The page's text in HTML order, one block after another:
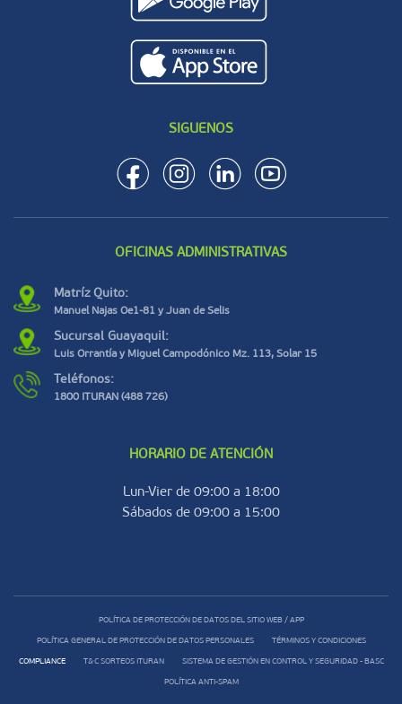
SIGUENOS
OFICINAS ADMINISTRATIVAS
Matríz Quito:
Manuel Najas Oe1-81 y Juan de Selis
Sucursal Guayaquil:
Luis Orrantía y Miguel Campodónico Mz. 113, Solar 15
Teléfonos:
1800 ITURAN (488 726)
HORARIO DE ATENCIÓN
Lun-Vier de 09:00 a 18:00
Sábados de 09:00 a 15:00
POLÍTICA DE PROTECCIÓN DE DATOS DEL SITIO WEB / APP
POLÍTICA GENERAL DE PROTECCIÓN DE DATOS PERSONALES TÉRMINOS Y CONDICIONES
COMPLIANCE T&C SORTEOS ITURAN SISTEMA DE GESTIÓN EN CONTROL Y SEGURIDAD - BASC
POLÍTICA ANTI-SPAM